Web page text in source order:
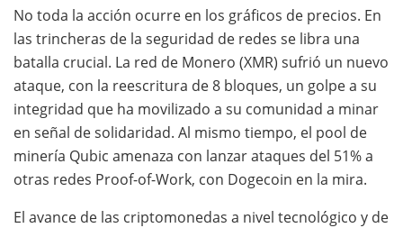
No toda la acción ocurre en los gráficos de precios. En
las trincheras de la seguridad de redes se libra una
batalla crucial. La red de Monero (XMR) sufrió un nuevo
ataque, con la reescritura de 8 bloques, un golpe a su
integridad que ha movilizado a su comunidad a minar
en señal de solidaridad. Al mismo tiempo, el pool de
minería Qubic amenaza con lanzar ataques del 51% a
otras redes Proof-of-Work, con Dogecoin en la mira.
El avance de las criptomonedas a nivel tecnológico y de